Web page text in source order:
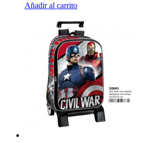
Añadir al carrito